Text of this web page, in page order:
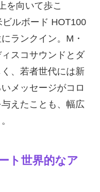
を向いて歩こ
ルボード HOT100
ランクイン。M・
スコサウンドとダ
、若者世代には新
メッセージがコロ
えたことも、幅広
ト世界的なア